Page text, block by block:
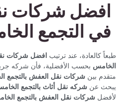
افضل شركات
في التجمع
طبعاً كالعادة، عند ترتيب افضل شركات
الخامس بحسب الأفضلية، فأن شركه
متقدم بين شركات نقل العفش بالتجمع
يبحث عن شركه نقل أثاث بالتجمع
لأفضل شركات نقل العفش بالتجمع